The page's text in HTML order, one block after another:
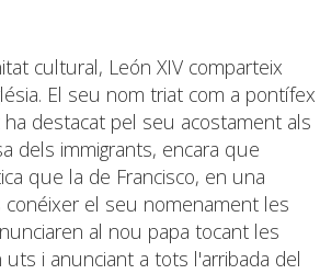
cultural, León XIV comparteix
El seu nom triat com a pontífex
destacat pel seu acostament als
dels immigrants, encara que
que la de Francisco, en una
el seu nomenament les
al nou papa tocant les
i anunciant a tots l'arribada del